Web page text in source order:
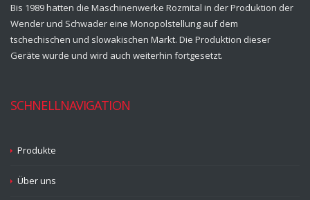
Bis 1989 hatten die Maschinenwerke Rozmital in der Produktion der
Wender und Schwader eine Monopolstellung auf dem
tschechischen und slowakischen Markt. Die Produktion dieser
Geräte wurde und wird auch weiterhin fortgesetzt.
SCHNELLNAVIGATION
Produkte
Über uns